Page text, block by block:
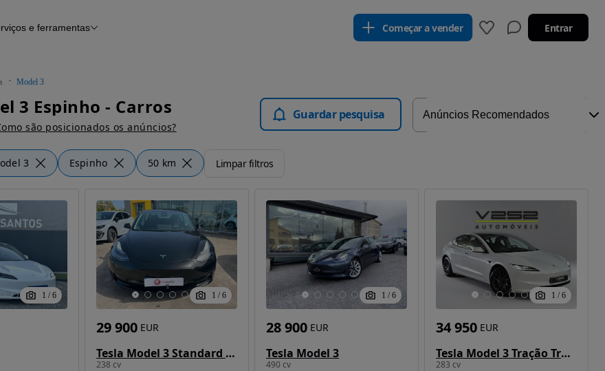
Histórico do veículo
e ferramentas Começar a vender Entrar
Model 3
3 Espinho - Carros
são posicionados os anúncios?
Guardar pesquisa
3 Espinho 50 km Limpar filtros
1 / 6 1 / 6
Tesla Model 3 Standard Range Plus RWD
238 cv
29 900 EUR
1 / 6
Tesla Model 3
490 cv
28 900 EUR
1 / 6
Tesla Model 3 Tração Traseira Premium
283 cv
34 950 EUR